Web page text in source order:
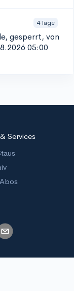
4 Tage
gesperrt, von
05:00
Services